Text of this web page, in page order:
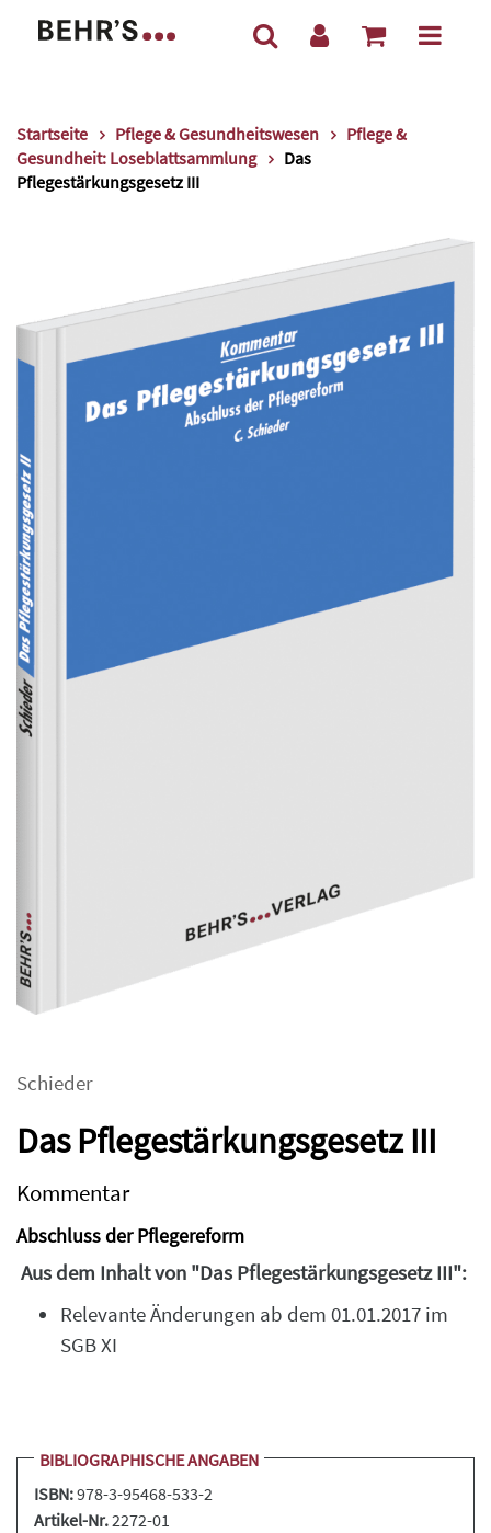
Startseite Pflege & Gesundheitswesen
Pflege &
Gesundheit: Loseblattsammlung
Das
Pflegestärkungsgesetz III
Schieder
Das Pflegestärkungsgesetz III
Kommentar
Abschluss der Pflegereform
Aus dem Inhalt von "Das Pflegestärkungsgesetz III":
Relevante Änderungen ab dem 01.01.2017 im
SGB XI
BIBLIOGRAPHISCHE ANGABEN
ISBN:978-3-95468-533-2
Artikel-Nr.2272-01